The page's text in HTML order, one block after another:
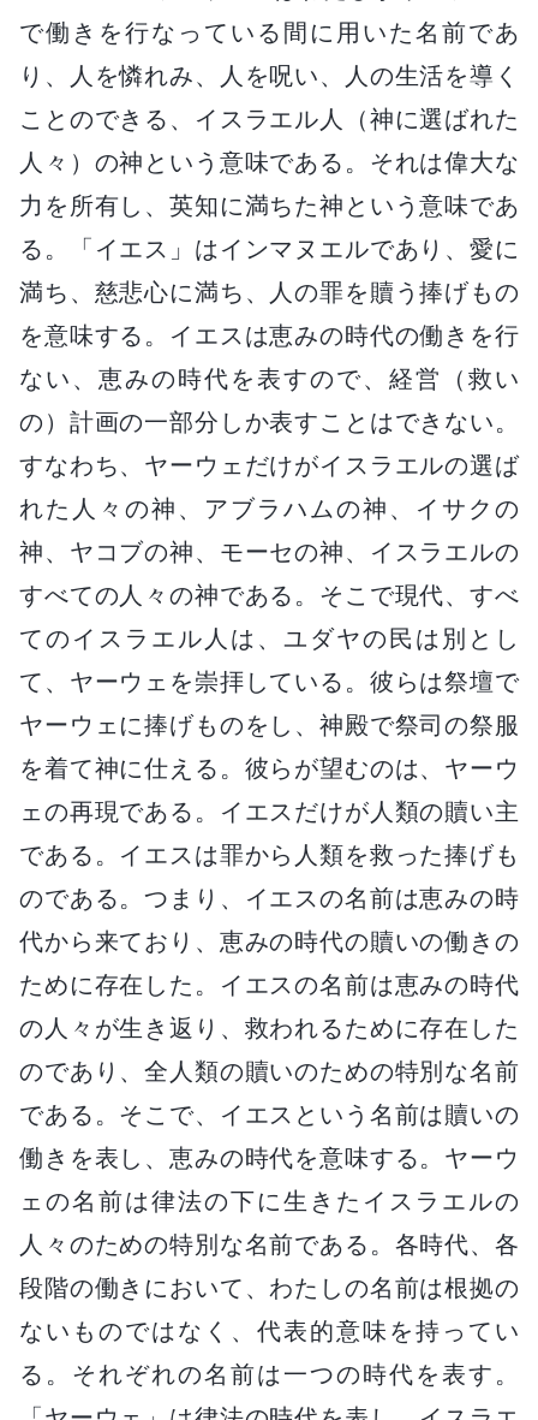
で働きを行なっている間に用いた名前であ
り、人を憐れみ、人を呪い、人の生活を導く
ことのできる、イスラエル人（神に選ばれた
人々）の神という意味である。それは偉大な
力を所有し、英知に満ちた神という意味であ
る。「イエス」はインマヌエルであり、愛に
満ち、慈悲心に満ち、人の罪を贖う捧げもの
を意味する。イエスは恵みの時代の働きを行
ない、恵みの時代を表すので、経営（救い
の）計画の一部分しか表すことはできない。
すなわち、ヤーウェだけがイスラエルの選ば
れた人々の神、アブラハムの神、イサクの
神、ヤコブの神、モーセの神、イスラエルの
すべての人々の神である。そこで現代、すべ
てのイスラエル人は、ユダヤの民は別とし
て、ヤーウェを崇拝している。彼らは祭壇で
ヤーウェに捧げものをし、神殿で祭司の祭服
を着て神に仕える。彼らが望むのは、ヤーウ
ェの再現である。イエスだけが人類の贖い主
である。イエスは罪から人類を救った捧げも
のである。つまり、イエスの名前は恵みの時
代から来ており、恵みの時代の贖いの働きの
ために存在した。イエスの名前は恵みの時代
の人々が生き返り、救われるために存在した
のであり、全人類の贖いのための特別な名前
である。そこで、イエスという名前は贖いの
働きを表し、恵みの時代を意味する。ヤーウ
ェの名前は律法の下に生きたイスラエルの
人々のための特別な名前である。各時代、各
段階の働きにおいて、わたしの名前は根拠の
ないものではなく、代表的意味を持ってい
る。それぞれの名前は一つの時代を表す。